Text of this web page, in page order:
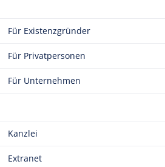
Für Existenzgründer
Für Privatpersonen
Für Unternehmen
Kanzlei
Extranet